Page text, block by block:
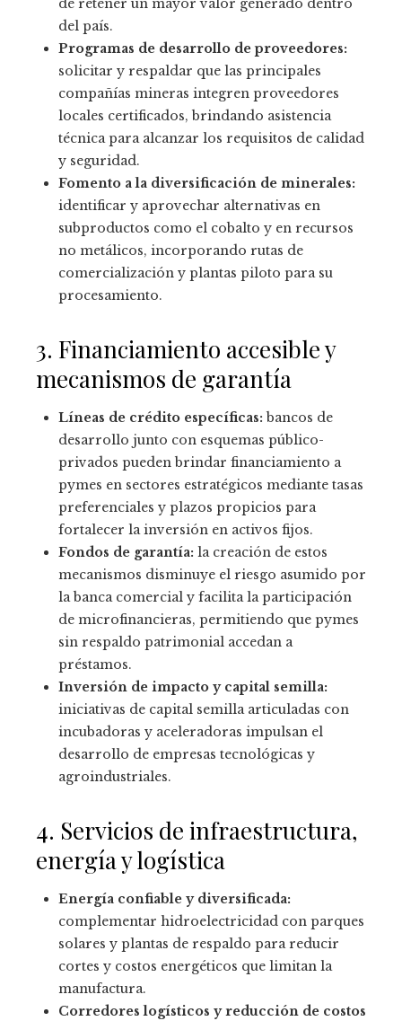
de retener un mayor valor generado dentro
del país.
Programas de desarrollo de proveedores:
solicitar y respaldar que las principales
compañías mineras integren proveedores
locales certificados, brindando asistencia
técnica para alcanzar los requisitos de calidad
y seguridad.
Fomento a la diversificación de minerales:
identificar y aprovechar alternativas en
subproductos como el cobalto y en recursos
no metálicos, incorporando rutas de
comercialización y plantas piloto para su
procesamiento.
3. Financiamiento accesible y
mecanismos de garantía
Líneas de crédito específicas: bancos de
desarrollo junto con esquemas público-
privados pueden brindar financiamiento a
pymes en sectores estratégicos mediante tasas
preferenciales y plazos propicios para
fortalecer la inversión en activos fijos.
Fondos de garantía: la creación de estos
mecanismos disminuye el riesgo asumido por
la banca comercial y facilita la participación
de microfinancieras, permitiendo que pymes
sin respaldo patrimonial accedan a
préstamos.
Inversión de impacto y capital semilla:
iniciativas de capital semilla articuladas con
incubadoras y aceleradoras impulsan el
desarrollo de empresas tecnológicas y
agroindustriales.
4. Servicios de infraestructura,
energía y logística
Energía confiable y diversificada:
complementar hidroelectricidad con parques
solares y plantas de respaldo para reducir
cortes y costos energéticos que limitan la
manufactura.
Corredores logísticos y reducción de costos